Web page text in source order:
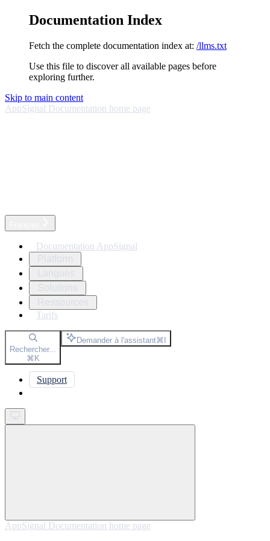
Documentation Index
Fetch the complete documentation index at: /llms.txt
Use this file to discover all available pages before
exploring further.
Skip to main content
AppSignal Documentation home page
Documentation AppSignal
Tarifs
Rechercher...
⌘K
Demander à l'assistant⌘I
Support
AppSignal Documentation home page